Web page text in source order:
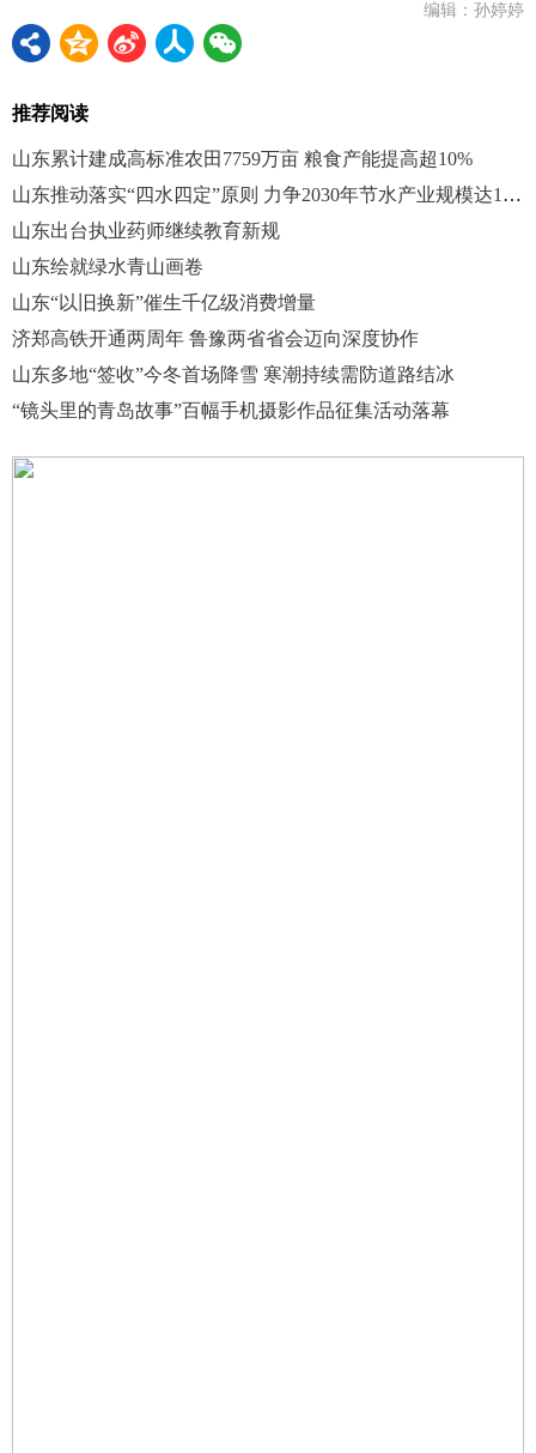
编辑：孙婷婷
推荐阅读
山东累计建成高标准农田7759万亩 粮食产能提高超10%
山东推动落实“四水四定”原则 力争2030年节水产业规模达1500亿元
山东出台执业药师继续教育新规
山东绘就绿水青山画卷
山东“以旧换新”催生千亿级消费增量
济郑高铁开通两周年 鲁豫两省省会迈向深度协作
山东多地“签收”今冬首场降雪 寒潮持续需防道路结冰
“镜头里的青岛故事”百幅手机摄影作品征集活动落幕